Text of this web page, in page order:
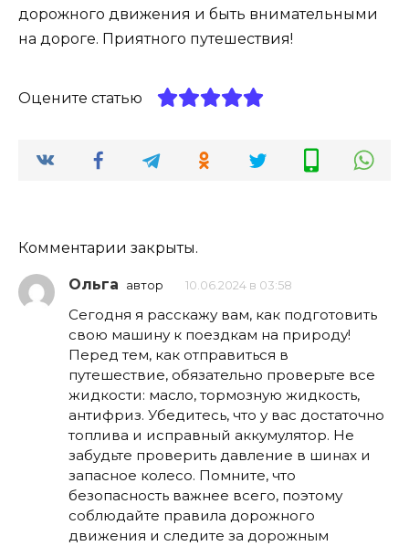
дорожного движения и быть внимательными
на дороге. Приятного путешествия!
Оцените статью
Комментарии закрыты.
Ольга автор 10.06.2024 в 03:58
Сегодня я расскажу вам, как подготовить
свою машину к поездкам на природу!
Перед тем, как отправиться в
путешествие, обязательно проверьте все
жидкости: масло, тормозную жидкость,
антифриз. Убедитесь, что у вас достаточно
топлива и исправный аккумулятор. Не
забудьте проверить давление в шинах и
запасное колесо. Помните, что
безопасность важнее всего, поэтому
соблюдайте правила дорожного
движения и следите за дорожным